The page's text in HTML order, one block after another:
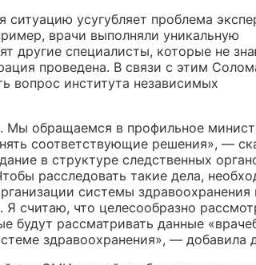
усугубляет проблема
врачи выполняли уникальную
другие специалисты, которые не
проведена. В связи с этим
вопрос института независимых
Мы обращаемся в профильное
соответствующие решения», —
в структуре следственных
расследовать такие дела,
системы здравоохранения
считаю, что целесообразно
будут рассматривать данные
здравоохранения», — добавила